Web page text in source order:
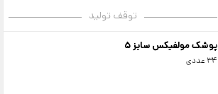
توقف تولید
پوشک مولفیکس سایز 5
34 عددی